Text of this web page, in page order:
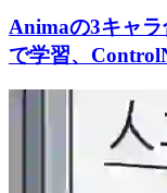
Animaの3キャ
で学習、